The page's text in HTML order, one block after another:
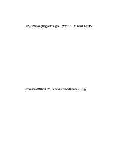
​メリハリのある働き方ができて、プライベートと両立しやすい
​がんばりが評価されて、やりがいがあり張り合いになる。